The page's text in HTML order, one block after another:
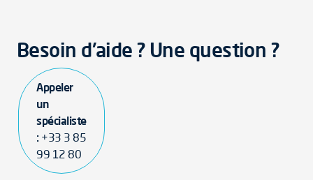
Besoin d'aide ? Une question ?
Appeler
un
spécialiste
: +33 3 85
99 12 80